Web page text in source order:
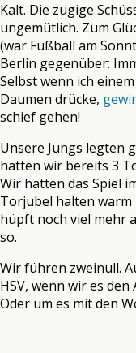
Kalt. Die zugige
ungemütlich. Zum
(war Fußball am
Berlin gegenüber:
Selbst wenn ich
Daumen drücke,
schief gehen!
Unsere Jungs legten
hatten wir bereits 3
Wir hatten das Spiel
Torjubel halten warm
hüpft noch viel mehr
so.
Wir führen zweinull.
HSV, wenn wir es
Oder um es mit den